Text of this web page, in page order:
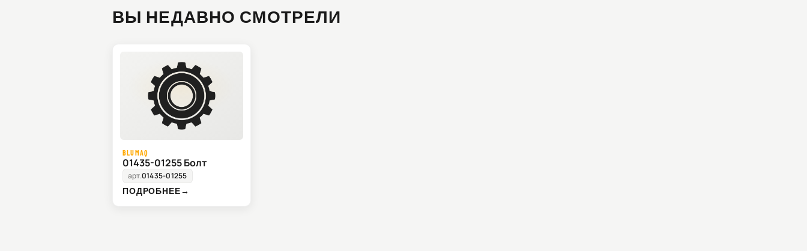
ВЫ НЕДАВНО СМОТРЕЛИ
BLUMAQ
01435-01255 Болт
арт.01435-01255
ПОДРОБНЕЕ→